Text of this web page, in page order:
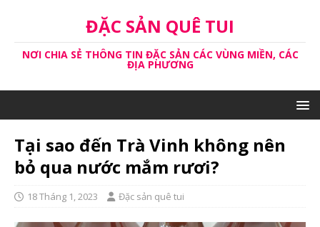
ĐẶC SẢN QUÊ TUI
NƠI CHIA SẺ THÔNG TIN ĐẶC SẢN CÁC VÙNG MIỀN, CÁC
ĐỊA PHƯƠNG
Tại sao đến Trà Vinh không nên
bỏ qua nước mắm rươi?
18 Tháng 1, 2023 Đặc sản quê tui